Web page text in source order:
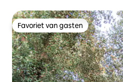
Favoriet van gasten
Favoriet van gasten